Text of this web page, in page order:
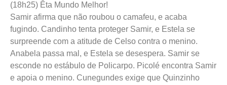
(18h25) Êta Mundo Melhor!
Samir afirma que não roubou o camafeu, e acaba
fugindo. Candinho tenta proteger Samir, e Estela se
surpreende com a atitude de Celso contra o menino.
Anabela passa mal, e Estela se desespera. Samir se
esconde no estábulo de Policarpo. Picolé encontra Samir
e apoia o menino. Cunegundes exige que Quinzinho